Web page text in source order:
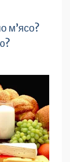
м’ясо?